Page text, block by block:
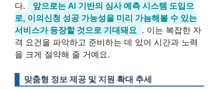
다.
앞으로는 AI 기반의 심사 예측 시스템 도입으
로, 이의신청 성공 가능성을 미리 가늠해볼 수 있는
서비스가 등장할 것으로 기대돼요
. 이는 복잡한 자
격 요건을 파악하고 준비하는 데 있어 시간과 노력
을 크게 절약해 줄 거예요.
맞춤형 정보 제공 및 지원 확대 추세